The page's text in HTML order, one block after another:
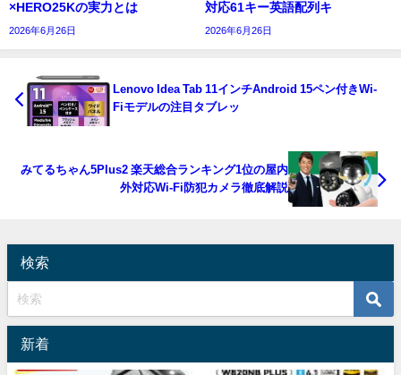
×HERO25Kの実力とは
2026年6月26日
対応61キー英語配列キ
2026年6月26日
Lenovo Idea Tab 11インチAndroid 15ペン付きWi-
Fiモデルの注目タブレッ
みてるちゃん5Plus2 楽天総合ランキング1位の屋内
外対応Wi-Fi防犯カメラ徹底解説
検索
新着